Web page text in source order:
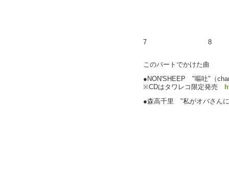
7 8
このパートでかけた曲
●NON'SHEEP "嘔吐"（
※CDはタワレコ限定発売
●森高千里 "私がオバさん